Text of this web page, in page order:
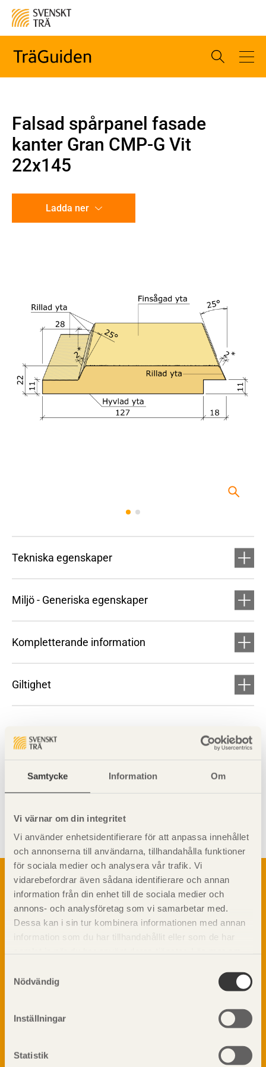
Samtycke Information Om
Vi värnar om din integritet
Vi använder enhetsidentifierare för att anpassa innehållet
och annonserna till användarna, tillhandahålla funktioner
för sociala medier och analysera vår trafik. Vi
vidarebefordrar även sådana identifierare och annan
information från din enhet till de sociala medier och
annons- och analysföretag som vi samarbetar med.
Dessa kan i sin tur kombinera informationen med annan
information som du har tillhandahållit eller som de har
Nödvändig
Inställningar
Statistik
Falsad spårpanel fasade
kanter Gran CMP-G Vit
22x145
Ladda ner
Tekniska egenskaper
Miljö - Generiska egenskaper
Kompletterande information
Giltighet
Om trä
Materialet trä
Skogsbruk
Barrträdets uppbyggnad
Träets egenskaper och kvalitet
Sågverksprocessen
Kemisk behandling
Byggfysik
Ljud
TräGuiden är den digitala handboken för trä och
träbyggande och innehåller information om
materialet trä samt instruktioner för byggande
med trä.